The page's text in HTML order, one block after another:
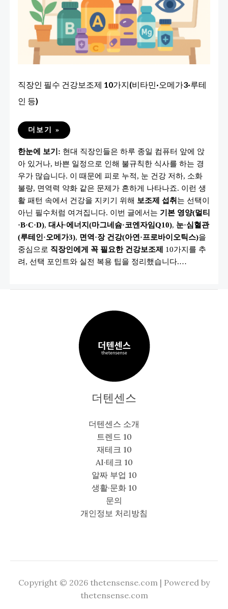
직장인 필수 건강보조제 10가지(비타민·오메가3·루테
인 등)
직
필
건
강
보
조
제
10
가
지
(비
타
민
오
메
가
더보기 »
한눈에 보기: 현대 직장인들은 하루 종일 컴퓨터 앞에 앉
아 있거나, 바쁜 일정으로 인해 불규칙한 식사를 하는 경
우가 많습니다. 이 때문에 피로 누적, 눈 건강 저하, 소화
불량, 면역력 약화 같은 문제가 흔하게 나타나죠. 이런 생
활 패턴 속에서 건강을 지키기 위해 보조제 섭취는 선택이
아닌 필수처럼 여겨집니다. 이번 글에서는 기본 영양(멀티
·B·C·D), 대사·에너지(마그네슘·코엔자임Q10), 눈·심혈관
(루테인·오메가3), 면역·장 건강(아연·프로바이오틱스)을
중심으로 직장인에게 꼭 필요한 건강보조제 10가지를 추
려, 선택 포인트와 실전 복용 팁을 정리했습니다.…
더텐센스
더텐센스 소개
트렌드 10
재테크 10
AI·테크 10
알짜 부업 10
생활·문화 10
문의
개인정보 처리방침
Copyright © 2026 thetensense.com | Powered by
thetensense.com